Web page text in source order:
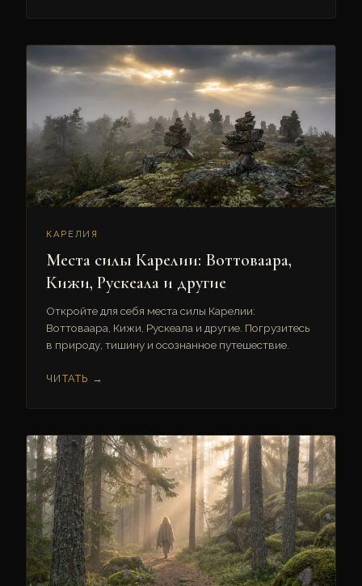
КАРЕЛИЯ
Места силы Карелии: Воттоваара,
Кижи, Рускеала и другие
Откройте для себя места силы Карелии:
Воттоваара, Кижи, Рускеала и другие. Погрузитесь
в природу, тишину и осознанное путешествие.
ЧИТАТЬ →